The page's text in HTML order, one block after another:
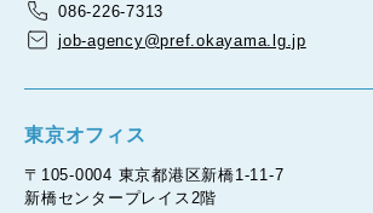
086-226-7313
job-agency@pref.okayama.lg.jp
東京オフィス
〒105-0004 東京都港区新橋1-11-7
新橋センタープレイス2階